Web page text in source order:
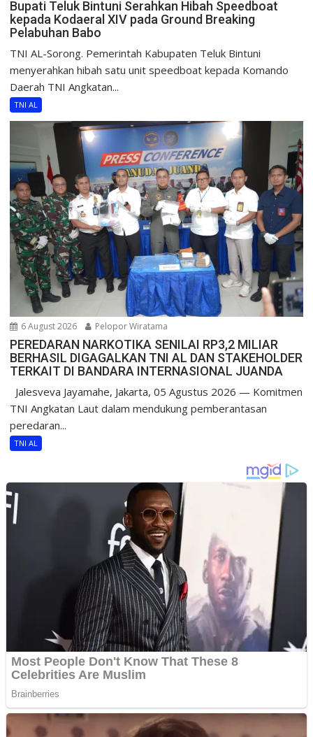
Bupati Teluk Bintuni Serahkan Hibah Speedboat
kepada Kodaeral XIV pada Ground Breaking
Pelabuhan Babo
TNI AL-Sorong. Pemerintah Kabupaten Teluk Bintuni
menyerahkan hibah satu unit speedboat kepada Komando
Daerah TNI Angkatan...
TNI AL
6 August 2026 Pelopor Wiratama
PEREDARAN NARKOTIKA SENILAI RP3,2 MILIAR
BERHASIL DIGAGALKAN TNI AL DAN STAKEHOLDER
TERKAIT DI BANDARA INTERNASIONAL JUANDA
Jalesveva Jayamahe, Jakarta, 05 Agustus 2026 — Komitmen
TNI Angkatan Laut dalam mendukung pemberantasan
peredaran...
TNI AL